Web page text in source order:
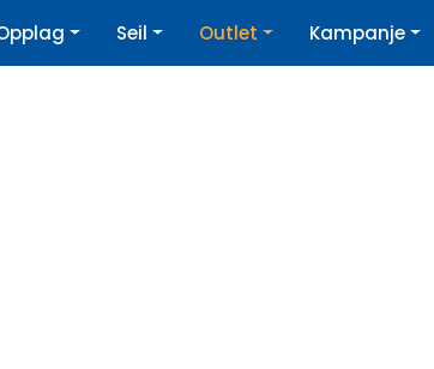
Nyhetsbrev
Seil Outlet Kampanje